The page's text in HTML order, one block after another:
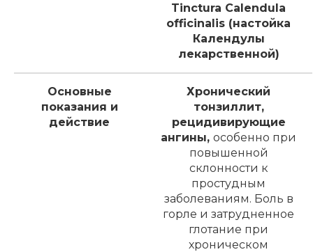
Tinctura Calendula
officinalis (настойка
Календулы
лекарственной)
Основные
показания и
действие
Хронический
тонзиллит,
рецидивирующие
ангины, особенно при
повышенной
склонности к
простудным
заболеваниям. Боль в
горле и затрудненное
глотание при
хроническом